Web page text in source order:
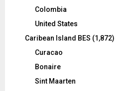
Colombia
United States
Caribean Island BES (1,872)
Curacao
Bonaire
Sint Maarten